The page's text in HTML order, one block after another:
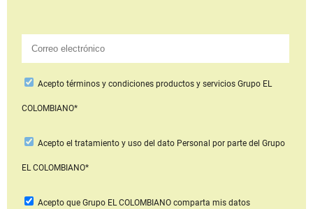
Aceptotérminos y condiciones productos y serviciosGrupo EL
COLOMBIANO*
Acepto el tratamiento y uso del dato Personal por parte del Grupo
EL COLOMBIANO*
Acepto que Grupo EL COLOMBIANOcomparta mis datos